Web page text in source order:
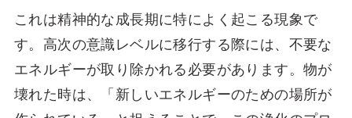
これは精神的な成長期に特によく起こる現象で
す。高次の意識レベルに移行する際には、不要な
エネルギーが取り除かれる必要があります。物が
壊れた時は、「新しいエネルギーのための場所が